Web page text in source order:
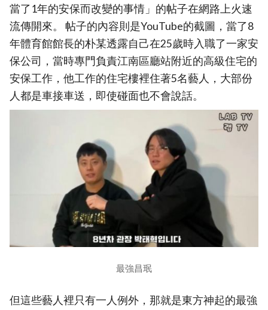
當了1年的安保而改變的事情」的帖子在網路上火速
流傳開來。 帖子的內容則是YouTube的截圖，當了8
年體育館館長的朴某透露自己在25歲時入職了一家安
保公司，當時專門負責江南區廳站附近的高級住宅的
安保工作，他工作的住宅樓裡住著5名藝人，大部份
人都是車接車送，即使碰面也不會說話。
最強昌珉
但這些藝人裡只有一人例外，那就是東方神起的最強